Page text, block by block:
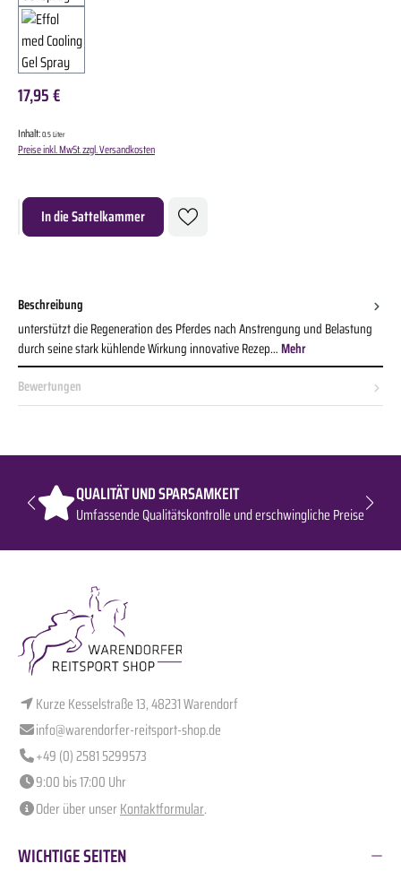
17,95 €
Inhalt:0.5 Liter
Preise inkl. MwSt. zzgl. Versandkosten
Produkt Anzahl: Gib den gewünschten Wert ein oder benutze die Schaltflächen um die
In die Sattelkammer
Beschreibung
unterstützt die Regeneration des Pferdes nach Anstrengung und Belastung
durch seine stark kühlende Wirkung innovative Rezep…Mehr
Bewertungen
QUALITÄT UND SPARSAMKEIT
Umfassende Qualitätskontrolle und erschwingliche Preise
Kurze Kesselstraße 13, 48231 Warendorf
info@warendorfer-reitsport-shop.de
+49 (0) 2581 5299573
9:00 bis 17:00 Uhr
Oder über unserKontaktformular.
WICHTIGE SEITEN